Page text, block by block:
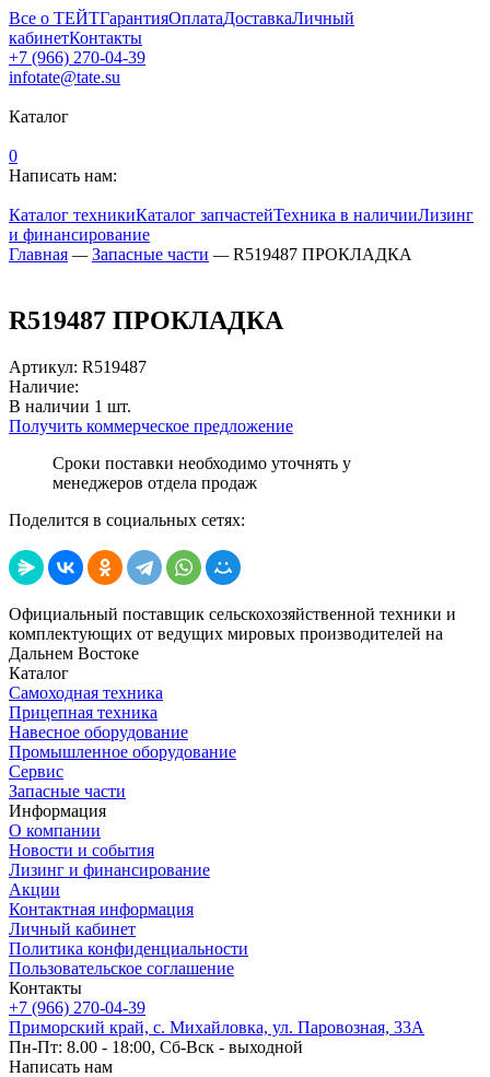
Все о ТЕЙТГарантияОплатаДоставкаЛичный
кабинетКонтакты
+7 (966) 270-04-39
infotate@tate.su
Каталог
0
Написать нам:
Каталог техникиКаталог запчастейТехника в наличииЛизинг
и финансирование
Главная — Запасные части — R519487 ПРОКЛАДКА
R519487 ПРОКЛАДКА
Артикул: R519487
Наличие:
В наличии 1 шт.
Получить коммерческое предложение
Сроки поставки необходимо уточнять у
менеджеров отдела продаж
Поделится в социальных сетях:
Официальный поставщик сельскохозяйственной техники и
комплектующих от ведущих мировых производителей на
Дальнем Востоке
Каталог
Самоходная техника
Прицепная техника
Навесное оборудование
Промышленное оборудование
Сервис
Запасные части
Информация
О компании
Новости и события
Лизинг и финансирование
Акции
Контактная информация
Личный кабинет
Политика конфиденциальности
Пользовательское соглашение
Контакты
+7 (966) 270-04-39
Приморский край, с. Михайловка, ул. Паровозная, 33А
Пн-Пт: 8.00 - 18:00, Сб-Вск - выходной
Написать нам